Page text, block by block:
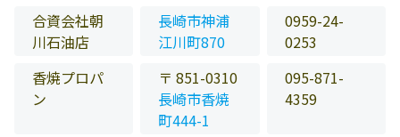
合資会社朝
川石油店
長崎市神浦
江川町870
0959-24-
0253
香焼プロパ
ン
〒 851-0310
長崎市香焼
町444-1
095-871-
4359